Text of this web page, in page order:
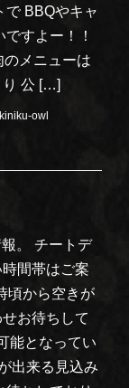
で BBQやキャ
すよー！！
のメニューは
り 公 […]
owl
。 チートデ
間帯はご案
頃から空きが
お待ちして
能となってい
出来る見込み